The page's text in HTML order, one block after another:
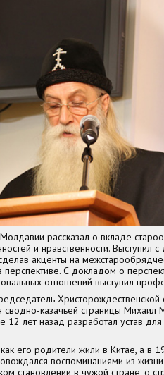
рассказал о вкладе
и нравственности. Выступил
акценты на
С докладом о
отношений выступил
Христорождественской
казачьей страницы Михаил
12 лет назад разработал устав
его родители жили в Китае, а в
воспоминаниями из
становлении в чужой стране, о